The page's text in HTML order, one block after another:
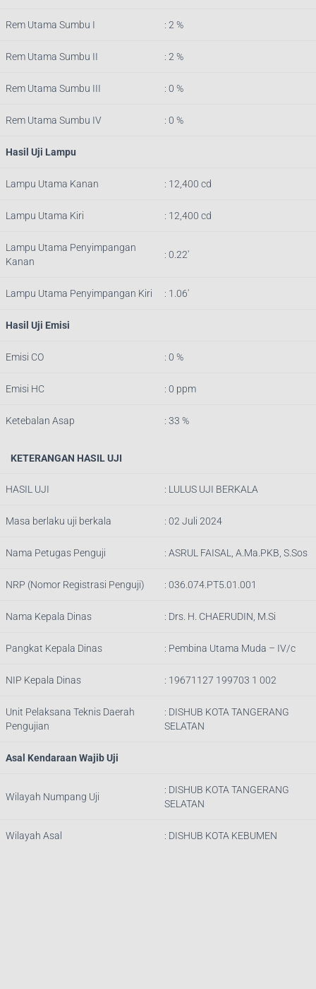
Rem Utama Sumbu I : 2 %
Rem Utama Sumbu II : 2 %
Rem Utama Sumbu III : 0 %
Rem Utama Sumbu IV : 0 %
Hasil Uji Lampu
Lampu Utama Kanan : 12,400 cd
Lampu Utama Kiri : 12,400 cd
Lampu Utama Penyimpangan
Kanan
: 0.22′
Lampu Utama Penyimpangan Kiri : 1.06′
Hasil Uji Emisi
Emisi CO : 0 %
Emisi HC : 0 ppm
Ketebalan Asap : 33 %
KETERANGAN HASIL UJI
HASIL UJI : LULUS UJI BERKALA
Masa berlaku uji berkala : 02 Juli 2024
Nama Petugas Penguji : ASRUL FAISAL, A.Ma.PKB, S.Sos
NRP (Nomor Registrasi Penguji) : 036.074.PT5.01.001
Nama Kepala Dinas : Drs. H. CHAERUDIN, M.Si
Pangkat Kepala Dinas : Pembina Utama Muda – IV/c
NIP Kepala Dinas : 19671127 199703 1 002
Unit Pelaksana Teknis Daerah
Pengujian
: DISHUB KOTA TANGERANG
SELATAN
Asal Kendaraan Wajib Uji
Wilayah Numpang Uji
: DISHUB KOTA TANGERANG
SELATAN
Wilayah Asal : DISHUB KOTA KEBUMEN